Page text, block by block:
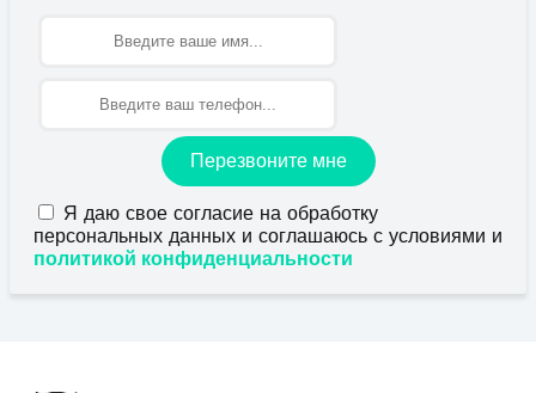
Перезвоните мне
Я даю свое согласие на обработку
персональных данных и соглашаюсь с условиями и
политикой конфиденциальности